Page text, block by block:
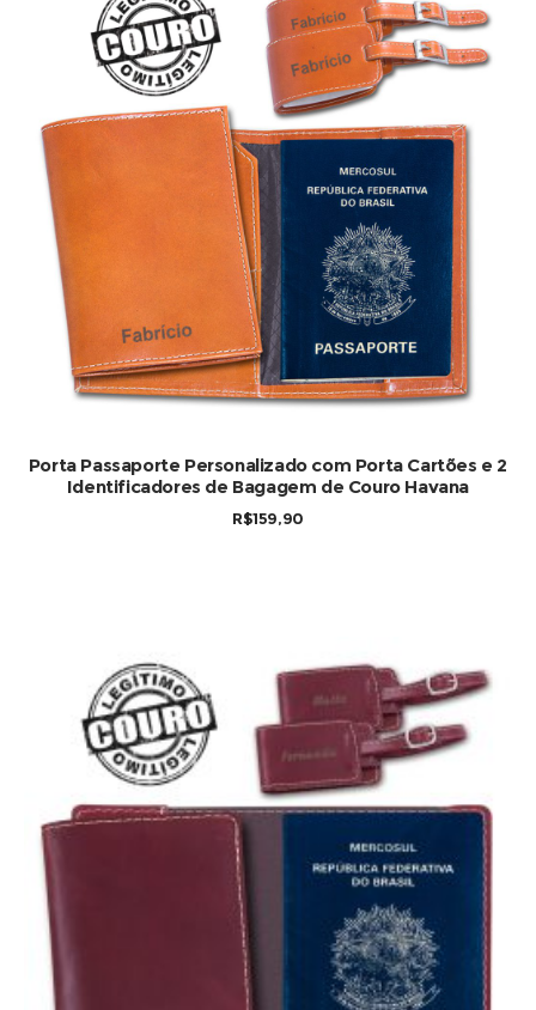
Porta Passaporte Personalizado com Porta Cartões e 2
Identificadores de Bagagem de Couro Havana
R$159,90